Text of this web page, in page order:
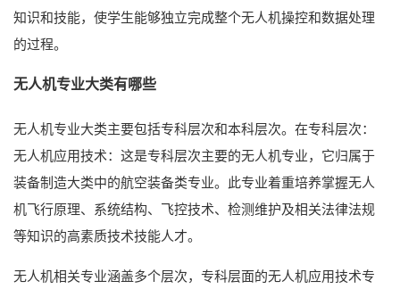
知识和技能，使学生能够独立完成整个无人机操控和数据处理
的过程。
无人机专业大类有哪些
无人机专业大类主要包括专科层次和本科层次。在专科层次：
无人机应用技术：这是专科层次主要的无人机专业，它归属于
装备制造大类中的航空装备类专业。此专业着重培养掌握无人
机飞行原理、系统结构、飞控技术、检测维护及相关法律法规
等知识的高素质技术技能人才。
无人机相关专业涵盖多个层次，专科层面的无人机应用技术专